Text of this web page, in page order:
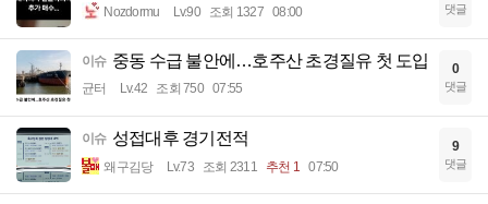
Nozdormu Lv.90 조회 1327 08:00 댓글
이슈 중동 수급 불안에…호주산 초경질유 첫 도입
균터 Lv.42 조회 750 07:55
0
댓글
이슈 성접대후 경기전적
왜구김당 Lv.73 조회 2311 추천 1 07:50
9
댓글